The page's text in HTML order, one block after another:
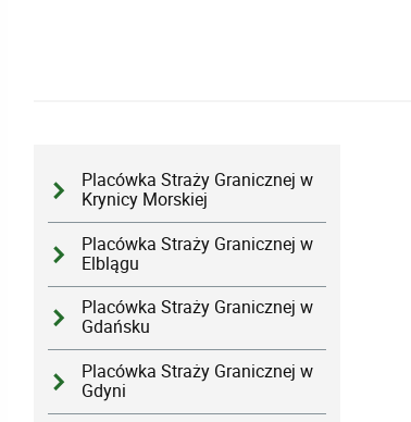
Placówka Straży Granicznej w
Krynicy Morskiej
Placówka Straży Granicznej w
Elblągu
Placówka Straży Granicznej w
Gdańsku
Placówka Straży Granicznej w
Gdyni